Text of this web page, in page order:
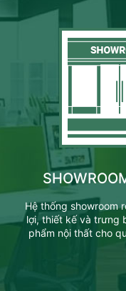
Hệ thống showroom
lợi, thiết kế và trưng
phẩm nội thất cho